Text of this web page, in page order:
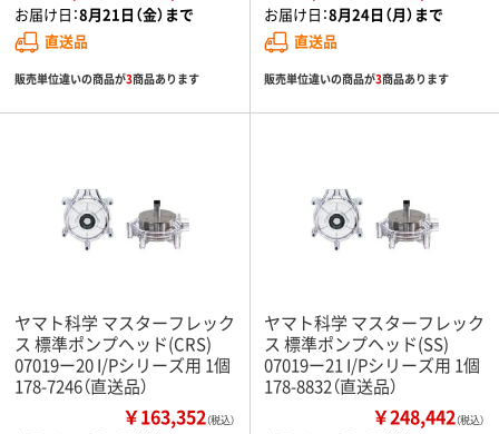
お届け日：8月21日（金）まで
直送品
販売単位違いの商品が3商品あります
お届け日：8月24日（月）まで
直送品
販売単位違いの商品が3商品あります
ヤマト科学 マスターフレック
ス 標準ポンプヘッド(CRS)
07019ー20 I/Pシリーズ用 1個
178-7246（直送品）
￥163,352（税込）
ヤマト科学 マスターフレック
ス 標準ポンプヘッド(SS)
07019ー21 I/Pシリーズ用 1個
178-8832（直送品）
￥248,442（税込）